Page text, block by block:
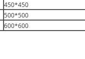
450*450
500*500
600*600